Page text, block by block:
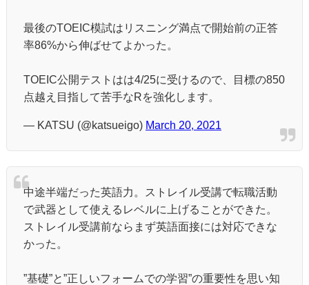
最後のTOEIC模試はリスニング満点で開始前の正答
率86%から伸ばせてよかった。
TOEIC公開テストはは4/25に受けるので、目標の850
点越え目指して苦手なRを強化します。
— KATSU (@katsueigo) March 20, 2021
中途半端だった英語力。ストレイル受講で転職活動
で武器として使えるレベルに上げることができた。
ストレイル受講前ならまず英語面接には対応できな
かった。
”基礎”と”正しいフォームでの学習”の重要性を思い知